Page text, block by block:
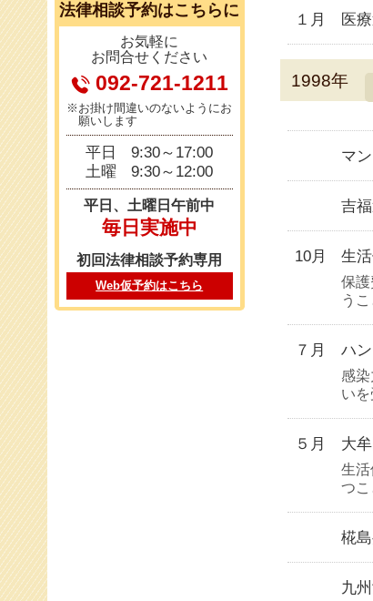
１月 医
1998年
マ
吉
10月 生
保
う
７月 ハ
感
い
５月 大
生
つこ
椛
九
法律相談予約はこちらに
お気軽に
お問合せください
092-721-1211
※お掛け間違いのないようにお
願いします
平日
9:30～17:00
土曜
9:30～12:00
平日、土曜日午前中
毎日実施中
初回法律相談予約専用
Web仮予約はこちら